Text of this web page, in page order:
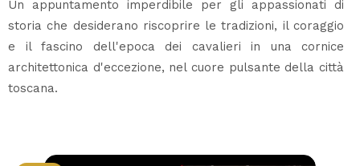
Un appuntamento imperdibile per gli appassionati di
storia che desiderano riscoprire le tradizioni, il coraggio
e il fascino dell'epoca dei cavalieri in una cornice
architettonica d'eccezione, nel cuore pulsante della città
toscana.